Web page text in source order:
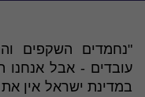
"נחמדים השקפים
עובדים - אבל אנחנו
במדינת ישראל אין